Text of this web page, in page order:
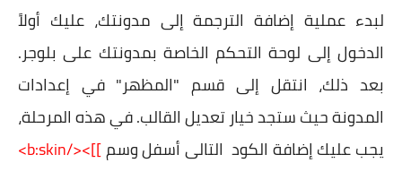
لبدء عملية إضافة الترجمة إلى مدونتك، عليك أولاً
الدخول إلى لوحة التحكم الخاصة بمدونتك على بلوجر.
بعد ذلك، انتقل إلى قسم "المظهر" في إعدادات
المدونة حيث ستجد خيار تعديل القالب. في هذه المرحلة،
يجب عليك إضافة الكود التالى أسفل وسم]]></b:skin>